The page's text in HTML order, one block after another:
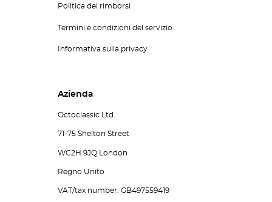
Politica dei rimborsi
Termini e condizioni del servizio
Informativa sulla privacy
Azienda
Octoclassic Ltd.
71-75 Shelton Street
WC2H 9JQ London
Regno Unito
VAT/tax number: GB497559419